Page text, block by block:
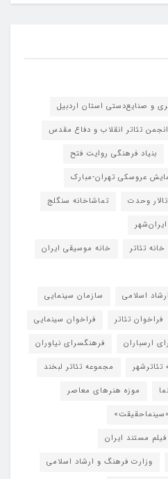
و صنایع‌دستی استان اردبیل
انجمن تئاتر انقلاب و دفاع مقدس
بنیاد فرهنگی روایت فتح
عروسکی تهران-مبارک
تالار وحدت
تماشاخانه سنگلج
خانه تئاتر
خانه موسیقی ایران
اسلامی
سازمان سینمایی
فراخوان تئاتر
فراخوان سینمایی
ارسباران
فرهنگسرای نیاوران
مجموعه تئاتر لبخند
موزه هنرهای معاصر
مستند ایران
وزارت فرهنگ و ارشاد اسلامی